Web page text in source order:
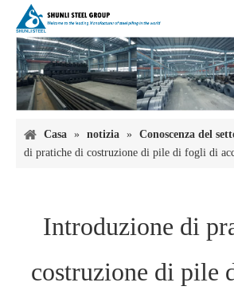
Casa » notizia » Conoscenza del
di pratiche di costruzione di pile di fogli di
Introduzione di
costruzione di pile